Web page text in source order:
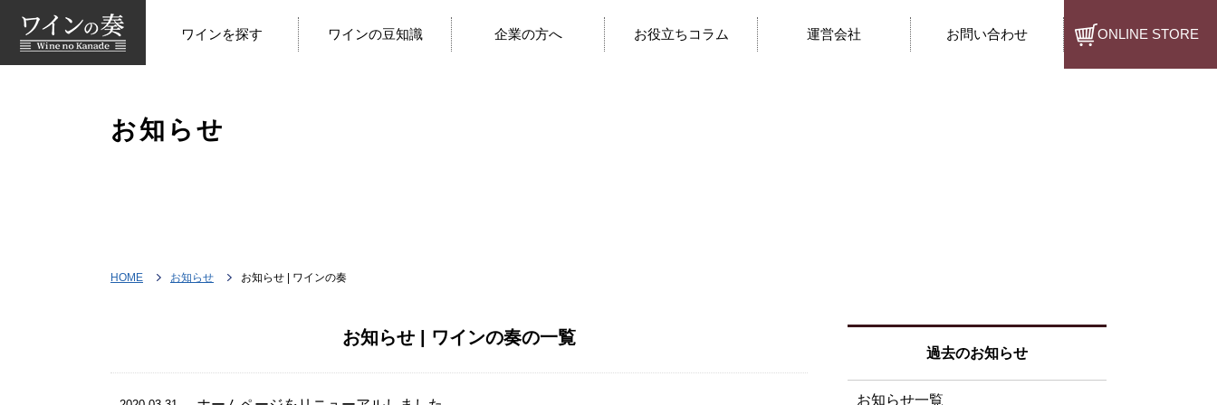
ワインを探す ワインの豆知識 企業の方へ お役立ちコラム 運営会社 お問い合わせ ONLINE STORE
お知らせ
HOME お知らせ お知らせ | ワインの奏
お知らせ | ワインの奏の一覧
過去のお知らせ
お知らせ一覧